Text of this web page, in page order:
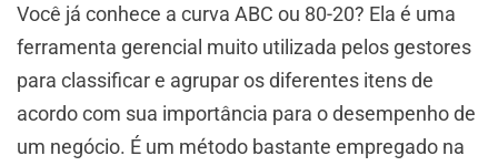
Você já conhece a curva ABC ou 80-20? Ela é uma
ferramenta gerencial muito utilizada pelos gestores
para classificar e agrupar os diferentes itens de
acordo com sua importância para o desempenho de
um negócio. É um método bastante empregado na